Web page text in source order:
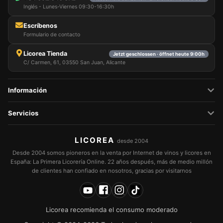
Inglés - Lunes-Viernes 09:30-16:30h
Escríbenos
Formulario de contacto
Licorea Tienda Jetzt geschlossen · öffnet heute 9:00h
C/ Carmen, 61, 03550 San Juan, Alicante
Información
Servicios
LICOREA desde 2004
Desde 2004 somos pioneros en la venta por Internet de vinos y licores en
España: La Primera Licorería Online. 22 años después, más de medio millón
de clientes han confiado en nosotros, gracias por visitarnos
Licorea recomienda el consumo moderado